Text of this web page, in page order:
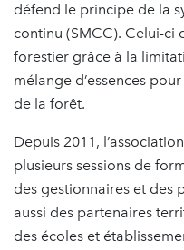
défend le principe de la
continu (SMCC). Celui-ci
forestier grâce à la
mélange d’essences
de la forêt.
Depuis 2011,
plusieurs sessions de
des gestionnaires et des
aussi des partenaires
des écoles et